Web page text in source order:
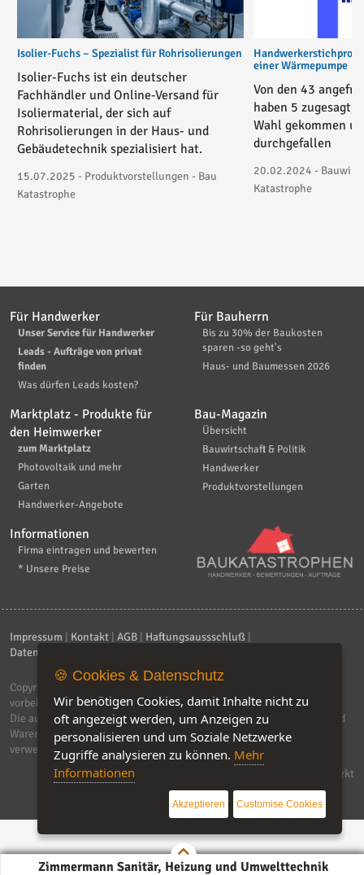
Isolier-Fuchs – Spezialist für Rohrisolierungen
Isolier-Fuchs ist ein deutscher
Fachhändler und Online-Versand für
Isoliermaterial, der sich auf
Rohrisolierungen in der Haus- und
Gebäudetechnik spezialisiert hat.
15.07.2025 - Produktvorstellungen - Bau
Katastrophe
einer Wärmepumpe
Von den 43
haben 5 zugesagt,
Wahl gekommen
durchgefallen
20.02.2024 -
Katastrophe
Zimmermann Sanitär, Heizung und Umwelttechnik
Für Handwerker
Unser Service für Handwerker
Leads - Aufträge von privat
finden
Was dürfen Leads kosten?
Für Bauherrn
Bis zu 30% der Baukosten
sparen -so geht's
Haus- und Baumessen 2026
Marktplatz - Produkte für
den Heimwerker
zum Marktplatz
Photovoltaik und mehr
Garten
Handwerker-Angebote
Bau-Magazin
Übersicht
Bauwirtschaft & Politik
Handwerker
Produktvorstellungen
Informationen
Firma eintragen und bewerten
* Unsere Preise
Impressum Kontakt AGB Haftungsaussschluß
Datenschutzerklärung
Copyright © 2026
vorbehalten.
Die auf dieser Seite verwendeten Produktbezeichnungen, Namen und
Warenzeichen sind Eigentum der jeweiligen Firmen. Unser Portal
verwendet Affiliat-Links, für dir wir Geld erhalten.
Software by IQ-Markt
🍪 Cookies & Datenschutz
Wir benötigen Cookies, damit Inhalte nicht zu
oft angezeigt werden, um Anzeigen zu
personalisieren und um Soziale Netzwerke
Zugriffe analysieren zu können. Mehr
Informationen
Akzeptieren Customise Cookies